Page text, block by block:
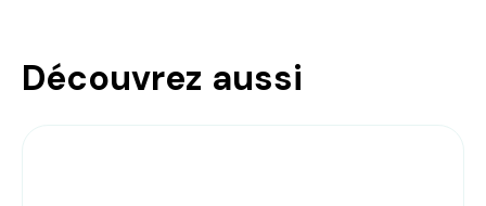
Découvrez aussi